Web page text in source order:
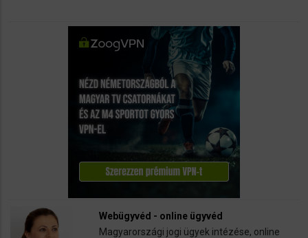
Webügyvéd - online ügyvéd
Magyarországi jogi ügyek intézése, online